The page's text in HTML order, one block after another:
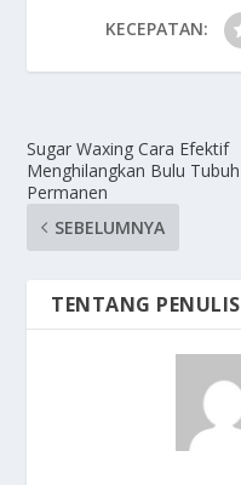
KECEPATAN:
Sugar Waxing Cara Efektif
Menghilangkan Bulu Tubuh
Permanen
SEBELUMNYA
TENTANG PENULIS